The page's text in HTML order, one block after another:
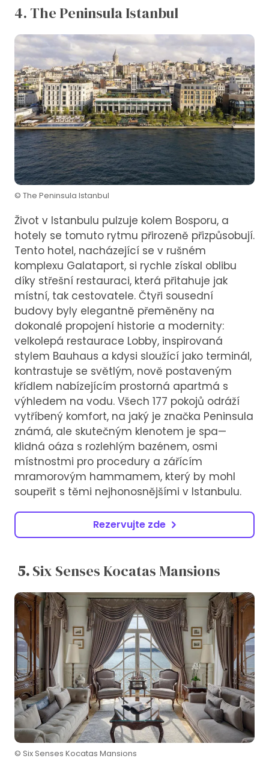
4. The Peninsula Istanbul
© The Peninsula Istanbul
Život v Istanbulu pulzuje kolem Bosporu, a
hotely se tomuto rytmu přirozeně přizpůsobují.
Tento hotel, nacházející se v rušném
komplexu Galataport, si rychle získal oblibu
díky střešní restauraci, která přitahuje jak
místní, tak cestovatele. Čtyři sousední
budovy byly elegantně přeměněny na
dokonalé propojení historie a modernity:
velkolepá restaurace Lobby, inspirovaná
stylem Bauhaus a kdysi sloužící jako terminál,
kontrastuje se světlým, nově postaveným
křídlem nabízejícím prostorná apartmá s
výhledem na vodu. Všech 177 pokojů odráží
vytříbený komfort, na jaký je značka Peninsula
známá, ale skutečným klenotem je spa—
klidná oáza s rozlehlým bazénem, osmi
místnostmi pro procedury a zářícím
mramorovým hammamem, který by mohl
soupeřit s těmi nejhonosnějšími v Istanbulu.
Rezervujte zde
5.Six Senses Kocatas Mansions
© Six Senses Kocatas Mansions